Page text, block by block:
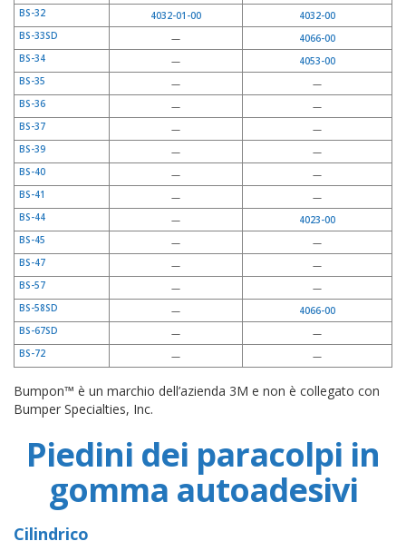
BS-32 4032-01-00
4032-00
BS-33SD
—
4066-00
BS-34
—
4053-00
BS-35
—
—
BS-36
—
—
BS-37
—
—
BS-39
—
—
BS-40
—
—
BS-41
—
—
BS-44
—
4023-00
BS-45
—
—
BS-47
—
—
BS-57
—
—
BS-58SD
—
4066-00
BS-67SD
—
—
BS-72
— —
Bumpon™ è un marchio dell’azienda 3M e non è collegato con
Bumper Specialties, Inc.
Piedini dei paracolpi in
gomma autoadesivi
Cilindrico